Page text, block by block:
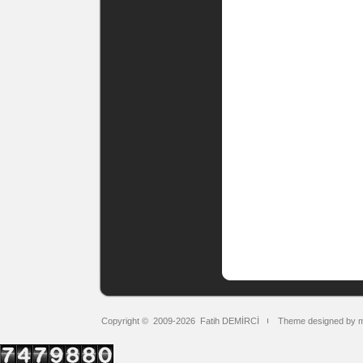
Copyright © 2009-2026 Fatih DEMİRCİ Theme designed by